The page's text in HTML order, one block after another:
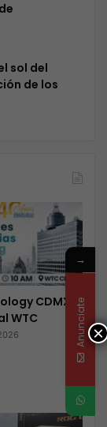
sol del
de los
CDMX
WTC
×
→
Anunciate